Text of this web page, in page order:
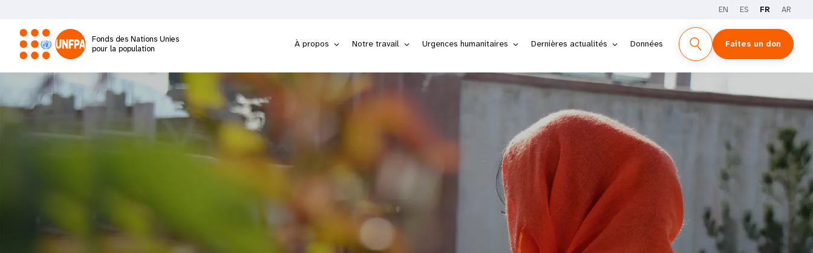
contenu
principal
EN ES FR AR
Fonds des Nations Unies
pour la population
À propos Notre travail Urgences humanitaires Dernières actualités Données Faites un don
M
a
i